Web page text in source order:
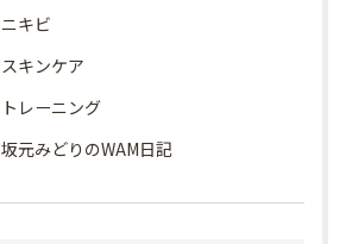
ニキビ
スキンケア
トレーニング
坂元みどりのWAM日記